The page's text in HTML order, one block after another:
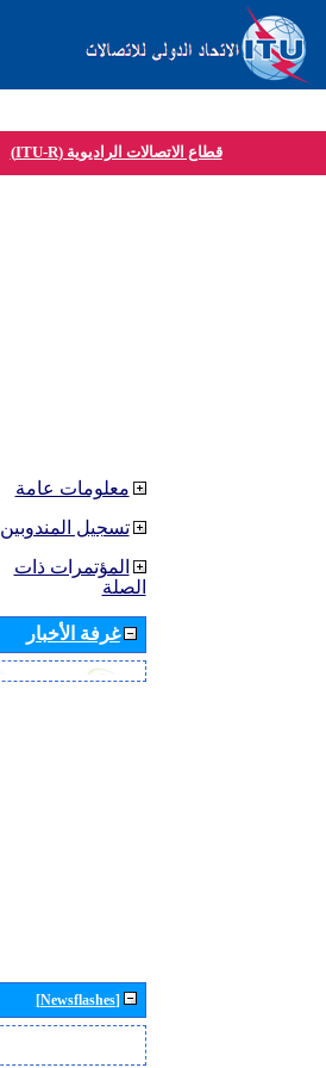
قطاع الاتصالات الراديوية (ITU-R)
معلومات عامة
تسجيل المندوبين
المؤتمرات ذات
الصلة
غرفة الأخبار
[Newsflashes]